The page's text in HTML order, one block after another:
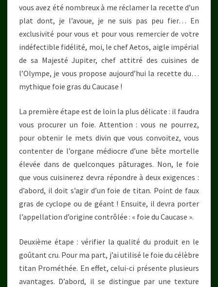
vous avez été nombreux à me réclamer la recette d’un
plat dont, je l’avoue, je ne suis pas peu fier… En
exclusivité pour vous et pour vous remercier de votre
indéfectible fidélité, moi, le chef Aetos, aigle impérial
de sa Majesté Jupiter, chef attitré des cuisines de
l’Olympe, je vous propose aujourd’hui la recette du…
mythique foie gras du Caucase !
La première étape est de loin la plus délicate : il faudra
vous procurer un foie. Attention : vous ne pourrez,
pour obtenir le mets divin que vous convoitez, vous
contenter de l’organe médiocre d’une bête mortelle
élevée dans de quelconques pâturages. Non, le foie
que vous cuisinerez devra répondre à deux exigences :
d’abord, il doit s’agir d’un foie de titan. Point de faux
gras de cyclope ou de géant ! Ensuite, il devra porter
l’appellation d’origine contrôlée : « foie du Caucase ».
Deuxième étape : vérifier la qualité du produit en le
goûtant cru. Pour ma part, j’ai utilisé le foie du célèbre
titan Prométhée. En effet, celui-ci présente plusieurs
avantages. D’abord, il se distingue par une texture